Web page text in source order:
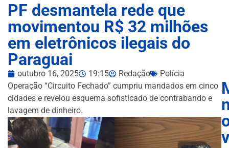
PF desmantela rede que
movimentou R$ 32 milhões
em eletrônicos ilegais do
Paraguai
outubro 16, 2025 19:15 Redação
Polícia
Operação “Circuito Fechado” cumpriu mandados em cinco
cidades e revelou esquema sofisticado de contrabando e
lavagem de dinheiro.